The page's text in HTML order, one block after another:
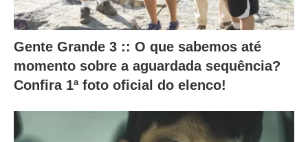
e
r
a
m
o
c
o
Gente Grande 3 :: O que sabemos até
momento sobre a aguardada sequência?
Confira 1ª foto oficial do elenco!